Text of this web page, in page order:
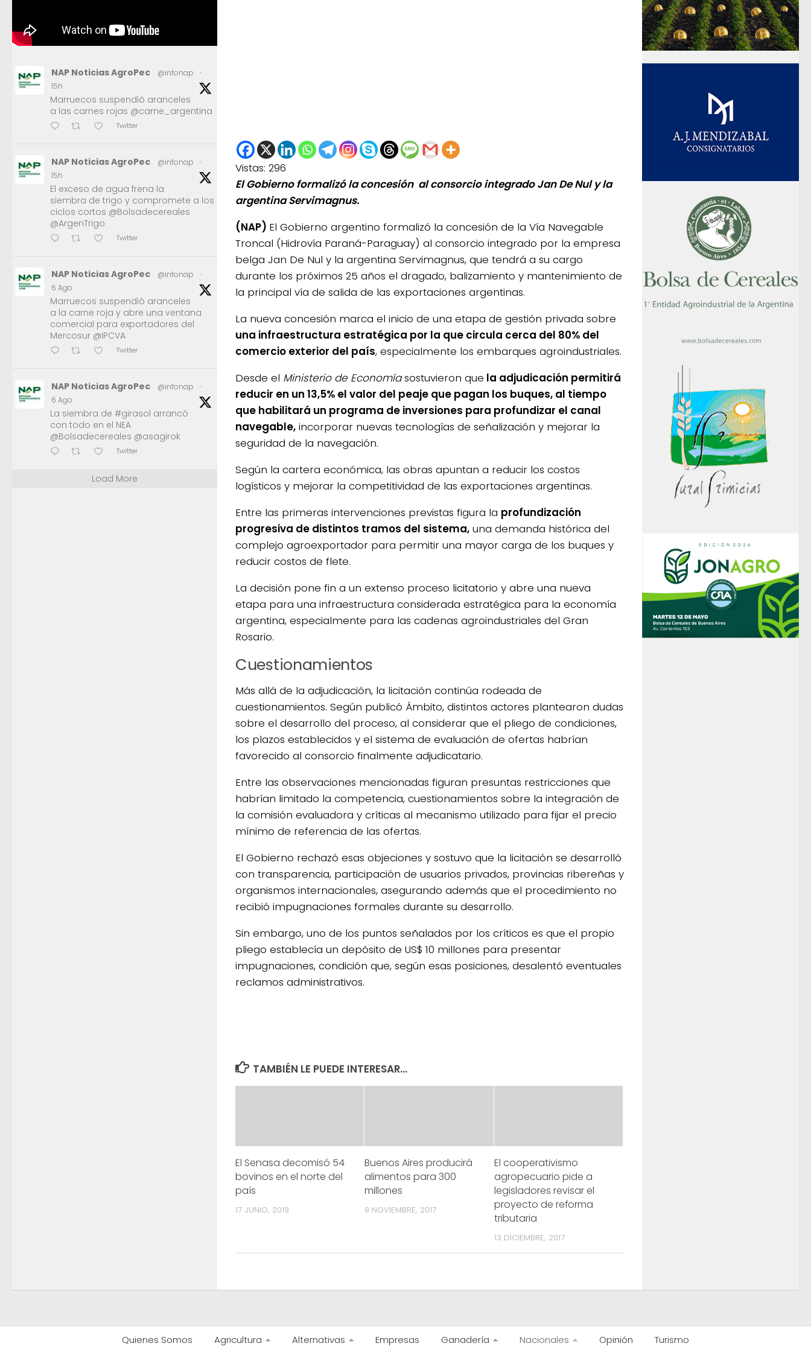
Vistas: 296
El Gobierno formalizó la concesión al consorcio integrado Jan De Nul y la
argentina Servimagnus.
(NAP) El Gobierno argentino formalizó la concesión de la Vía Navegable
Troncal (Hidrovía Paraná-Paraguay) al consorcio integrado por la empresa
belga Jan De Nul y la argentina Servimagnus, que tendrá a su cargo
durante los próximos 25 años el dragado, balizamiento y mantenimiento de
la principal vía de salida de las exportaciones argentinas.
La nueva concesión marca el inicio de una etapa de gestión privada sobre
una infraestructura estratégica por la que circula cerca del 80% del
comercio exterior del país, especialmente los embarques agroindustriales.
Desde el Ministerio de Economíasostuvieron que la adjudicación permitirá
reducir en un 13,5% el valor del peaje que pagan los buques, al tiempo
que habilitará un programa de inversiones para profundizar el canal
navegable, incorporar nuevas tecnologías de señalización y mejorar la
seguridad de la navegación.
Según la cartera económica, las obras apuntan a reducir los costos
logísticos y mejorar la competitividad de las exportaciones argentinas.
Entre las primeras intervenciones previstas figura la profundización
progresiva de distintos tramos del sistema, una demanda histórica del
complejo agroexportador para permitir una mayor carga de los buques y
reducir costos de flete.
La decisión pone fin a un extenso proceso licitatorio y abre una nueva
etapa para una infraestructura considerada estratégica para la economía
argentina, especialmente para las cadenas agroindustriales del Gran
Rosario.
Cuestionamientos
Más allá de la adjudicación, la licitación continúa rodeada de
cuestionamientos. Según publicó Ámbito, distintos actores plantearon dudas
sobre el desarrollo del proceso, al considerar que el pliego de condiciones,
los plazos establecidos y el sistema de evaluación de ofertas habrían
favorecido al consorcio finalmente adjudicatario.
Entre las observaciones mencionadas figuran presuntas restricciones que
habrían limitado la competencia, cuestionamientos sobre la integración de
la comisión evaluadora y críticas al mecanismo utilizado para fijar el precio
mínimo de referencia de las ofertas.
El Gobierno rechazó esas objeciones y sostuvo que la licitación se desarrolló
con transparencia, participación de usuarios privados, provincias ribereñas y
organismos internacionales, asegurando además que el procedimiento no
recibió impugnaciones formales durante su desarrollo.
Sin embargo, uno de los puntos señalados por los críticos es que el propio
pliego establecía un depósito de US$ 10 millones para presentar
impugnaciones, condición que, según esas posiciones, desalentó eventuales
reclamos administrativos.
TAMBIÉN LE PUEDE INTERESAR...
El Senasa decomisó 54
bovinos en el norte del
país
17 JUNIO, 2019
Buenos Aires producirá
alimentos para 300
millones
9 NOVIEMBRE, 2017
El cooperativismo
agropecuario pide a
legisladores revisar el
proyecto de reforma
tributaria
13 DICIEMBRE, 2017
NAP Noticias AgroPec @infonap
·
15h
Marruecos suspendió aranceles
a las carnes rojas @carne_argentina
Twitter
NAP Noticias AgroPec @infonap
·
15h
El exceso de agua frena la
siembra de trigo y compromete a los
ciclos cortos @Bolsadecereales
@ArgenTrigo
Twitter
NAP Noticias AgroPec @infonap
·
6 Ago
Marruecos suspendió aranceles
a la carne roja y abre una ventana
comercial para exportadores del
Mercosur @IPCVA
Twitter
NAP Noticias AgroPec @infonap
·
6 Ago
La siembra de #girasol arrancó
con todo en el NEA
@Bolsadecereales @asagirok
Twitter
Load More
Quienes Somos Agricultura Alternativas Empresas Ganadería Nacionales Opinión Turismo